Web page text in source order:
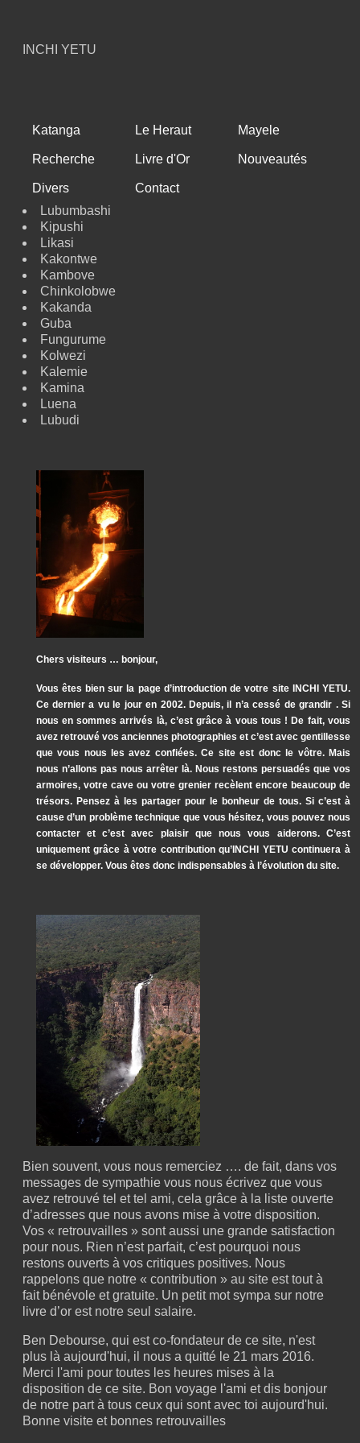
INCHI YETU
Katanga Le Heraut Mayele
Recherche Livre d'Or Nouveautés
Divers
Contact
Lubumbashi
Kipushi
Likasi
Kakontwe
Kambove
Chinkolobwe
Kakanda
Guba
Fungurume
Kolwezi
Kalemie
Kamina
Luena
Lubudi
Chers visiteurs … bonjour,
Vous êtes bien sur la page d’introduction de votre site INCHI YETU.
Ce dernier a vu le jour en 2002. Depuis, il n’a cessé de grandir . Si
nous en sommes arrivés là, c’est grâce à vous tous ! De fait, vous
avez retrouvé vos anciennes photographies et c’est avec gentillesse
que vous nous les avez confiées. Ce site est donc le vôtre. Mais
nous n’allons pas nous arrêter là. Nous restons persuadés que vos
armoires, votre cave ou votre grenier recèlent encore beaucoup de
trésors. Pensez à les partager pour le bonheur de tous. Si c’est à
cause d’un problème technique que vous hésitez, vous pouvez nous
contacter et c’est avec plaisir que nous vous aiderons. C’est
uniquement grâce à votre contribution qu’INCHI YETU continuera à
se développer. Vous êtes donc indispensables à l’évolution du site.
Bien souvent, vous nous remerciez …. de fait, dans vos
messages de sympathie vous nous écrivez que vous
avez retrouvé tel et tel ami, cela grâce à la liste ouverte
d’adresses que nous avons mise à votre disposition.
Vos « retrouvailles » sont aussi une grande satisfaction
pour nous. Rien n’est parfait, c’est pourquoi nous
restons ouverts à vos critiques positives. Nous
rappelons que notre « contribution » au site est tout à
fait bénévole et gratuite. Un petit mot sympa sur notre
livre d’or est notre seul salaire.
Ben Debourse, qui est co-fondateur de ce site, n'est
plus là aujourd'hui, il nous a quitté le 21 mars 2016.
Merci l'ami pour toutes les heures mises à la
disposition de ce site. Bon voyage l'ami et dis bonjour
de notre part à tous ceux qui sont avec toi aujourd'hui.
Bonne visite et bonnes retrouvailles